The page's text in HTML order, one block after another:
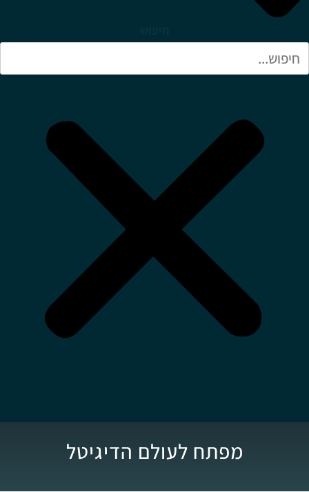
מפתח לעולם הדיגיטל